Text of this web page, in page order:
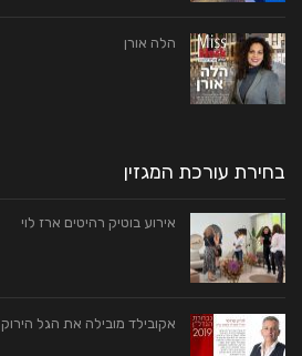
הלה אורן
בחירת עורכת המגזין
אירוע בוטיק רהיטים ארז לוי
אקובילד מובילה את הגל הירוק